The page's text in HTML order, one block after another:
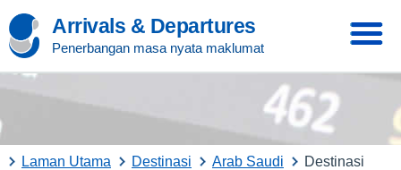
Arrivals & Departures
Penerbangan masa nyata maklumat
Laman Utama Destinasi Arab Saudi Destinasi